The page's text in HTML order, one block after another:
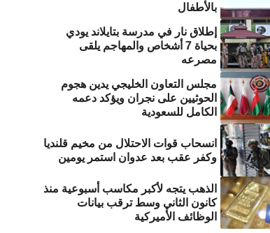
بالأطفال
إطلاق نار في مدرسة بتايلاند يودي
بحياة 7 أشخاص والمهاجم يلقى
مصرعه
مجلس التعاون الخليجي يدين هجوم
الحوثيين على نجران ويؤكد دعمه
الكامل للسعودية
انسحاب قوات الاحتلال من مخيم قلنديا
وكفر عقب بعد عدوان استمر يومين
الذهب يتجه لأكبر مكاسب أسبوعية منذ
كانون الثاني وسط ترقب بيانات
الوظائف الأميركية